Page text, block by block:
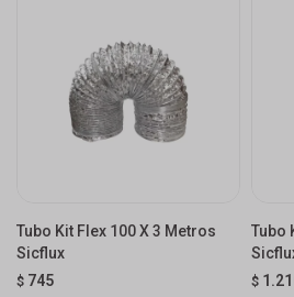
Tubo Kit Flex 100 X 3 Metros
Sicflux
$ 745
Tubo
$